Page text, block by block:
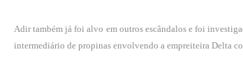
Adir também já foi alvo em outros escândalos e foi
intermediário de propinas envolvendo a empreiteira Delta